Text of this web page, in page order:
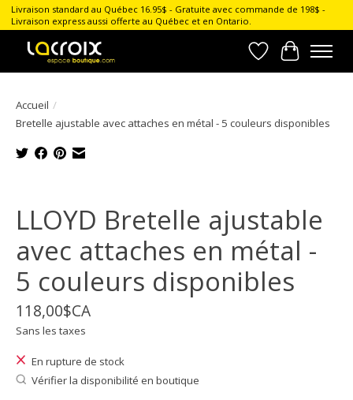
Livraison standard au Québec 16.95$ - Gratuite avec commande de 198$ -
Livraison express aussi offerte au Québec et en Ontario.
Liste dePanier
Accueil /
Bretelle ajustable avec attaches en métal - 5 couleurs disponibles
LLOYD Bretelle ajustable
avec attaches en métal -
5 couleurs disponibles
118,00$CA
Sans les taxes
En rupture de stock
Vérifier la disponibilité en boutique